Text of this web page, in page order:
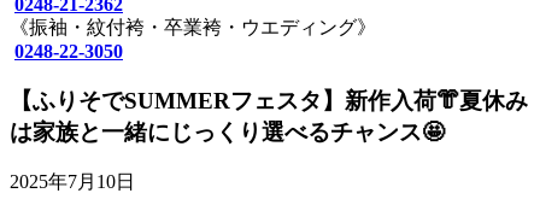
0248-21-2362
《振袖・紋付袴・卒業袴・ウエディング》
0248-22-3050
【ふりそでSUMMERフェスタ】新作入荷👘夏休み
は家族と一緒にじっくり選べるチャンス🤩
2025年7月10日